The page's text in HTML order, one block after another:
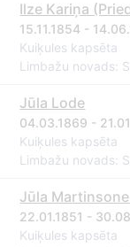
Ilze Kariņa
15.11.1854 -
Kuiķules kapsēta
Limbažu novads:
Jūla Lode
04.03.1869 -
Kuiķules kapsēta
Limbažu novads:
Jūla
22.01.1851 -
Kuiķules kapsēta